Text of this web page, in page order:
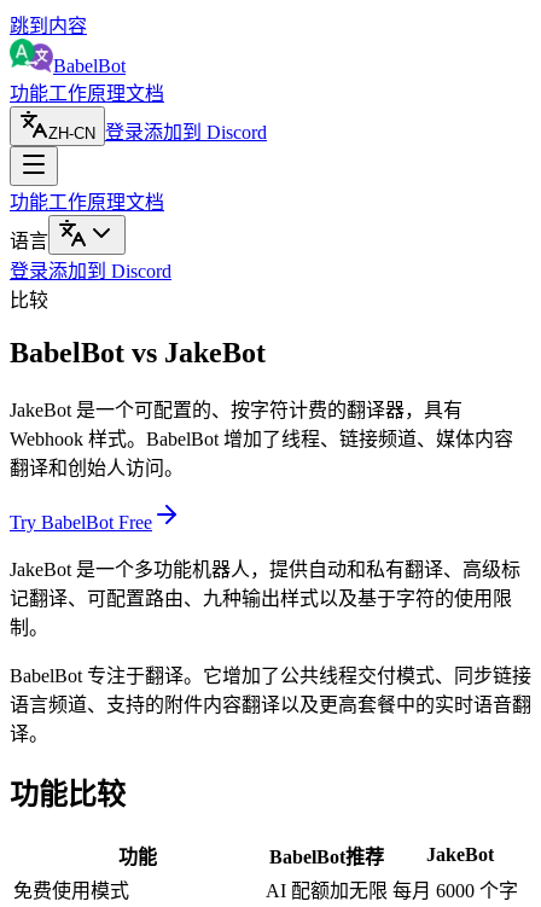
跳到内容
BabelBot
功能工作原理文档
ZH-CN 登录添加到 Discord
功能工作原理文档
语言
登录添加到 Discord
比较
BabelBot vs JakeBot
JakeBot 是一个可配置的、按字符计费的翻译器，具有
Webhook 样式。BabelBot 增加了线程、链接频道、媒体内容
翻译和创始人访问。
Try BabelBot Free
JakeBot 是一个多功能机器人，提供自动和私有翻译、高级标
记翻译、可配置路由、九种输出样式以及基于字符的使用限
制。
BabelBot 专注于翻译。它增加了公共线程交付模式、同步链接
语言频道、支持的附件内容翻译以及更高套餐中的实时语音翻
译。
功能比较
功能 BabelBot推荐
JakeBot
免费使用模式
AI 配额加无限 每月 6000 个字